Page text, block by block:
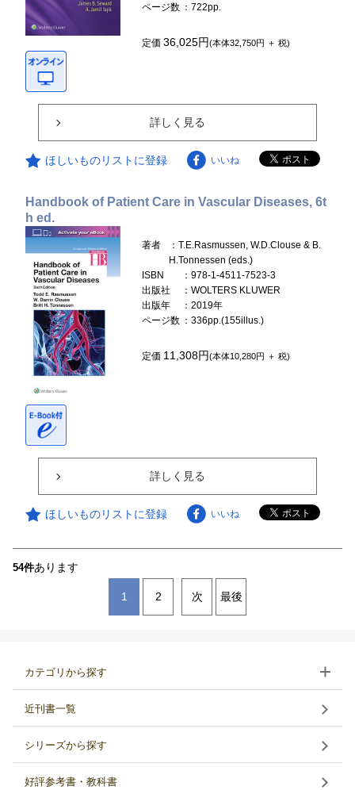
ページ数 ：722pp.
定価36,025円(本体32,750円 ＋ 税)
詳しく見る
ほしいものリストに登録 いいね
Handbook of Patient Care in Vascular Diseases, 6t
h ed.
著者
：T.E.Rasmussen, W.D.Clouse & B.
H.Tonnessen (eds.)
ISBN
：978-1-4511-7523-3
出版社
：WOLTERS KLUWER
出版年
：2019年
ページ数 ：336pp.(155illus.)
定価 11,308円(本体10,280円 ＋ 税)
詳しく見る
ほしいものリストに登録 いいね
54件あります
1 2 次 最後
カテゴリから探す
近刊書一覧
シリーズから探す
好評参考書・教科書